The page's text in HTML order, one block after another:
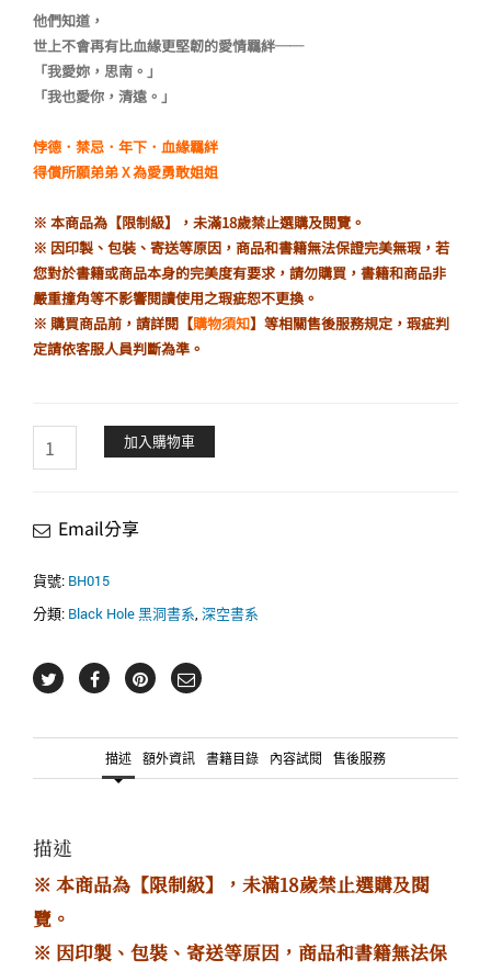
NT$380。
他們知道，
世上不會再有比血緣更堅韌的愛情羈絆──
「我愛妳，思南。」
「我也愛你，清遠。」
悖德．禁忌．年下．血緣羈絆
得償所願弟弟 X 為愛勇敢姐姐
※ 本商品為【限制級】，未滿18歲禁止選購及閱覽。
※ 因印製、包裝、寄送等原因，商品和書籍無法保證完美無瑕，若
您對於書籍或商品本身的完美度有要求，請勿購買，書籍和商品非
嚴重撞角等不影響閱讀使用之瑕疵恕不更換。
※ 購買商品前，請詳閱【購物須知】等相關售後服務規定，瑕疵判
定請依客服人員判斷為準。
論
數
加入購物車
Email分享
貨號: BH015
分類: Black Hole 黑洞書系, 深空書系
描述 額外資訊 書籍目錄 內容試閱 售後服務
描述
※ 本商品為【限制級】，未滿18歲禁止選購及閱
覽。
※ 因印製、包裝、寄送等原因，商品和書籍無法保